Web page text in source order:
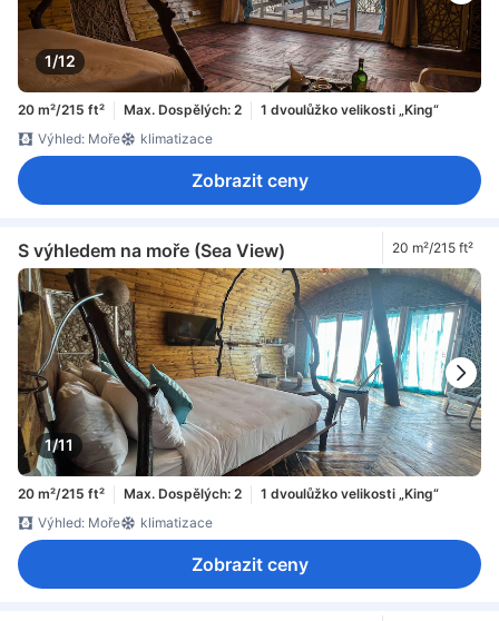
1/12
20 m²/215 ft² Max. Dospělých: 2
1 dvoulůžko velikosti „King“
Výhled: Moře
klimatizace
Zobrazit ceny
S výhledem na moře (Sea View) 20 m²/215 ft²
1/11
20 m²/215 ft² Max. Dospělých: 2
1 dvoulůžko velikosti „King“
Výhled: Moře
klimatizace
Zobrazit ceny